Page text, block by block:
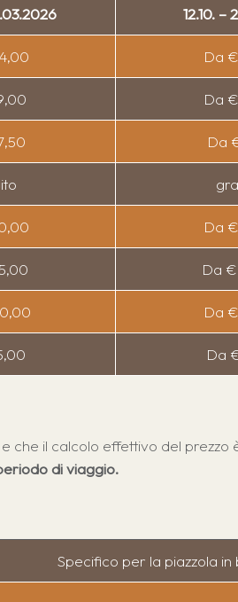
12.10. –
Da
Da
Da
Da
Da
Da
Da
e che il calcolo effettivo del
di viaggio.
Specifico per la piazzola in